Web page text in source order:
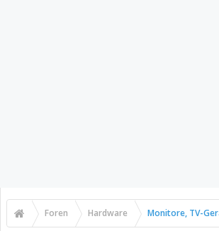
Foren Hardware Monitore, TV-